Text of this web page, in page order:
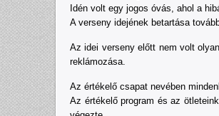
Idén volt egy jogos óvás, ahol a
A verseny idejének betartása
Az idei verseny előtt nem volt
reklámozása.
Az értékelő csapat nevében
Az értékelő program és az